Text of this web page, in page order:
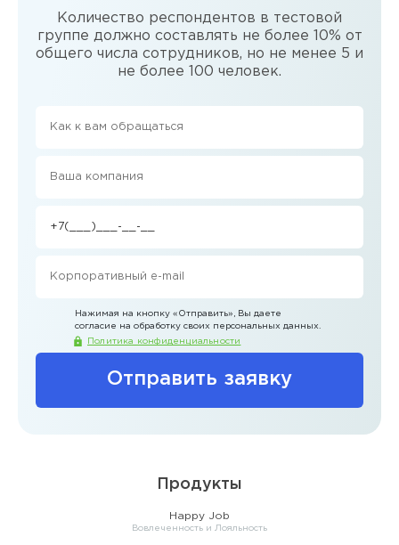
Количество респондентов в тестовой
группе должно составлять не более 10% от
общего числа сотрудников, но не менее 5 и
не более 100 человек.
Отправить заявку
Нажимая на кнопку «Отправить»
, Вы даете
согласие на обработку своих персональных данных.
Политика конфиденциальности
Продукты
Happy Job
Вовлеченность и Лояльность